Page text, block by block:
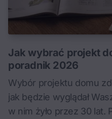
Jak wybrać projekt
poradnik 2026
Wybór projektu domu
jak będzie wyglądał
w nim żyło przez 30 lat.